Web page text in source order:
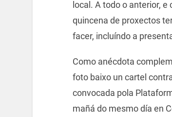
local. A todo o anterior,
quincena de proxectos
facer, incluíndo a
Como anécdota
foto baixo un cartel
convocada pola
mañá do mesmo día en